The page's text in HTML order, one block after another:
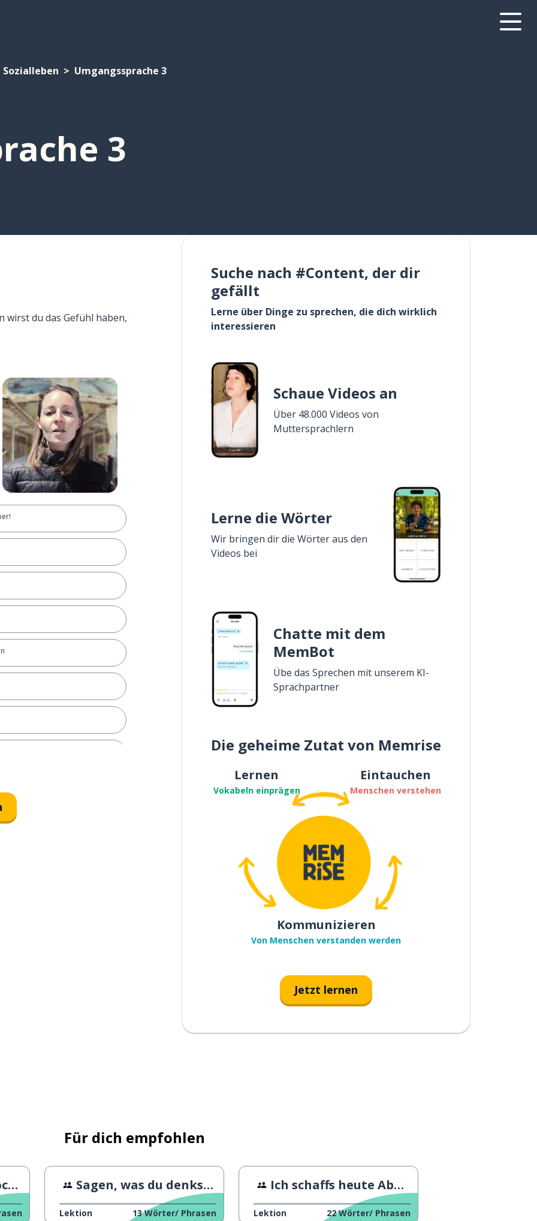
Sozialleben Umgangssprache 3
3
wirst du das Gefühl haben,
Suche nach #Content, der dir
gefällt
Lerne über Dinge zu sprechen, die dich wirklich
interessieren
Schaue Videos an
Über 48.000 Videos von
Muttersprachlern
Lerne die Wörter
Wir bringen dir die Wörter aus den
Videos bei
Chatte mit dem
MemBot
Übe das Sprechen mit unserem KI-
Sprachpartner
Die geheime Zutat von Memrise
Lernen
Vokabeln einprägen
Eintauchen
Menschen verstehen
Kommunizieren
Von Menschen verstanden werden
Jetzt lernen
Für dich empfohlen
Sagen, was du denkst 1
Lektion 13 Wörter/ Phrasen
Ich schaffs heute Abend nicht
Lektion 22 Wörter/ Phrasen